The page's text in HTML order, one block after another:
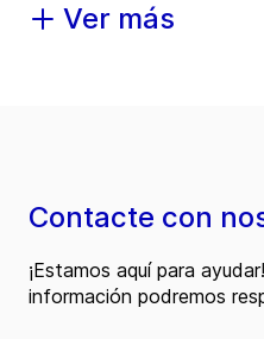
Ver más
Contacte con
¡Estamos aquí para
información podremos